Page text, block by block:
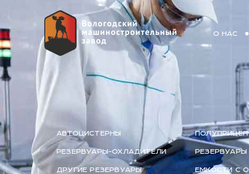
О НАС
АВТОЦИСТЕРНЫ
РЕЗЕРВУАРЫ-ОХЛАДИТЕЛИ
ДРУГИЕ РЕЗЕРВУАРЫ ЕМКОСТИ С